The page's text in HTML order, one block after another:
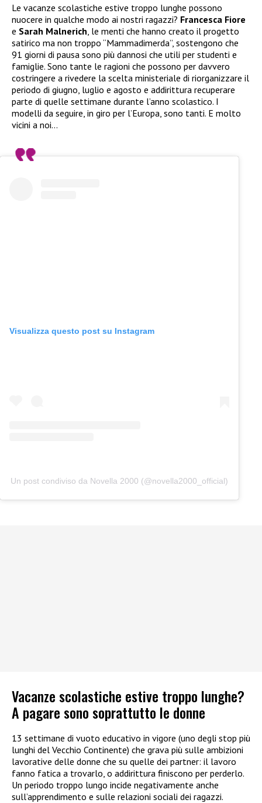
Le vacanze scolastiche estive troppo lunghe possono
nuocere in qualche modo ai nostri ragazzi? Francesca Fiore
e Sarah Malnerich , le menti che hanno creato il progetto
satirico ma non troppo “Mammadimerda”, sostengono che
91 giorni di pausa sono più dannosi che utili per studenti e
famiglie. Sono tante le ragioni che possono per davvero
costringere a rivedere la scelta ministeriale di riorganizzare il
periodo di giugno, luglio e agosto e addirittura recuperare
parte di quelle settimane durante l’anno scolastico. I
modelli da seguire, in giro per l’Europa, sono tanti. E molto
vicini a noi…
Visualizza questo post su Instagram
Un post condiviso da Novella 2000 (@novella2000_official)
Vacanze scolastiche estive troppo lunghe?
A pagare sono soprattutto le donne
13 settimane di vuoto educativo in vigore (uno degli stop più
lunghi del Vecchio Continente) che grava più sulle ambizioni
lavorative delle donne che su quelle dei partner: il lavoro
fanno fatica a trovarlo, o addirittura finiscono per perderlo.
Un periodo troppo lungo incide negativamente anche
sull’apprendimento e sulle relazioni sociali dei ragazzi.